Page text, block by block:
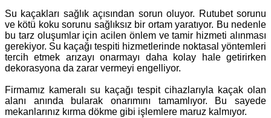
Su kaçakları sağlık açısından sorun oluyor. Rutubet sorunu
ve kötü koku sorunu sağlıksız bir ortam yaratıyor. Bu nedenle
bu tarz oluşumlar için acilen önlem ve tamir hizmeti alınması
gerekiyor. Su kaçağı tespiti hizmetlerinde noktasal yöntemleri
tercih etmek arızayı onarmayı daha kolay hale getirirken
dekorasyona da zarar vermeyi engelliyor.
Firmamız kameralı su kaçağı tespit cihazlarıyla kaçak olan
alanı anında bularak onarımını tamamlıyor. Bu sayede
mekanlarınız kırma dökme gibi işlemlere maruz kalmıyor.